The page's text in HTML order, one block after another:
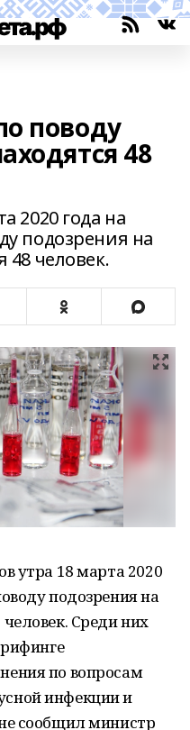
поводу
48
2020 года на
подозрения на
48 человек.
утра 18 марта 2020
подозрения на
Среди них
по вопросам
инфекции и
сообщил министр